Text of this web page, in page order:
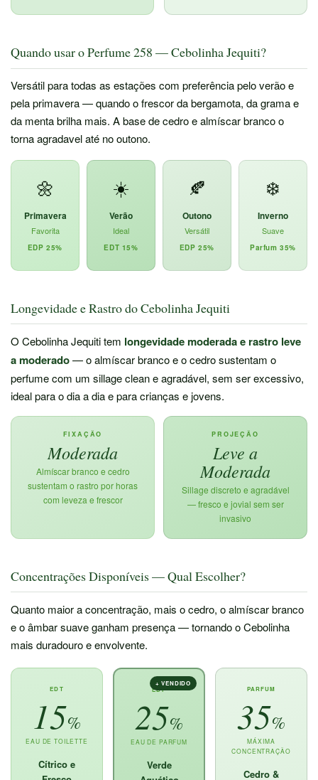
Quando usar o Perfume 258 — Cebolinha Jequiti?
Versátil para todas as estações com preferência pelo verão e
pela primavera — quando o frescor da bergamota, da grama e
da menta brilha mais. A base de cedro e almíscar branco o
torna agradavel até no outono.
🌼
Primavera
Favorita
EDP 25%
☀️
Verão
Ideal
EDT 15%
🍂
Outono
Versátil
EDP 25%
❄️
Inverno
Suave
Parfum 35%
Longevidade e Rastro do Cebolinha Jequiti
O Cebolinha Jequiti tem longevidade moderada e rastro leve
a moderado— o almíscar branco e o cedro sustentam o
perfume com um sillage clean e agradável, sem ser excessivo,
ideal para o dia a dia e para crianças e jovens.
FIXAÇÃO
Moderada
Almíscar branco e cedro
sustentam o rastro por horas
com leveza e frescor
PROJEÇÃO
Leve a
Moderada
Sillage discreto e agradável
— fresco e jovial sem ser
invasivo
Concentrações Disponíveis — Qual Escolher?
Quanto maior a concentração, mais o cedro, o almíscar branco
e o âmbar suave ganham presença — tornando o Cebolinha
mais duradouro e envolvente.
EDT
15%
EAU DE TOILETTE
Cítrico e
+ VENDIDO
EDP
25%
EAU DE PARFUM
Verde
PARFUM
35%
MÁXIMA
CONCENTRAÇÃO
Cedro &